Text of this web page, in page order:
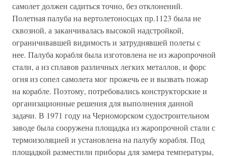
самолет должен садиться точно, без отклонений.
Полетная палуба на вертолетоносцах пр.1123 была не
сквозной, а заканчивалась высокой надстройкой,
ограничивавшей видимость и затруднявшей полеты с
нее. Палуба корабля была изготовлена не из жаропрочной
стали, а из сплавов различных легких металлов, и форс
огня из сопел самолета мог прожечь ее и вызвать пожар
на корабле. Поэтому, потребовались конструкторские и
организационные решения для выполнения данной
задачи. В 1971 году на Черноморском судостроительном
заводе была сооружена площадка из жаропрочной стали с
термоизоляцией и установлена на палубу корабля. Под
площадкой разместили приборы для замера температуры,